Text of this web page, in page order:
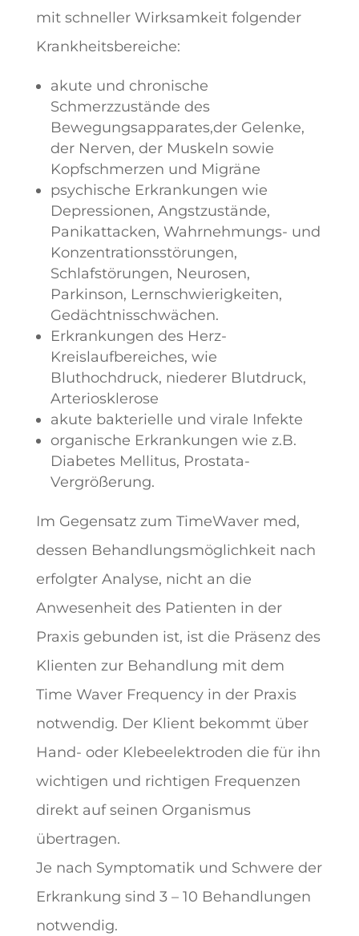
mit schneller Wirksamkeit folgender
Krankheitsbereiche:
akute und chronische
Schmerzzustände des
Bewegungsapparates,der Gelenke,
der Nerven, der Muskeln sowie
Kopfschmerzen und Migräne
psychische Erkrankungen wie
Depressionen, Angstzustände,
Panikattacken, Wahrnehmungs- und
Konzentrationsstörungen,
Schlafstörungen, Neurosen,
Parkinson, Lernschwierigkeiten,
Gedächtnisschwächen.
Erkrankungen des Herz-
Kreislaufbereiches, wie
Bluthochdruck, niederer Blutdruck,
Arteriosklerose
akute bakterielle und virale Infekte
organische Erkrankungen wie z.B.
Diabetes Mellitus, Prostata-
Vergrößerung.
Im Gegensatz zum TimeWaver med,
dessen Behandlungsmöglichkeit nach
erfolgter Analyse, nicht an die
Anwesenheit des Patienten in der
Praxis gebunden ist, ist die Präsenz des
Klienten zur Behandlung mit dem
Time Waver Frequency in der Praxis
notwendig. Der Klient bekommt über
Hand- oder Klebeelektroden die für ihn
wichtigen und richtigen Frequenzen
direkt auf seinen Organismus
übertragen.
Je nach Symptomatik und Schwere der
Erkrankung sind 3 – 10 Behandlungen
notwendig.